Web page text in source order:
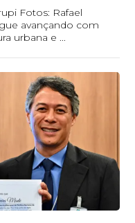
Fotos: Rafael
avançando com
urbana e ...